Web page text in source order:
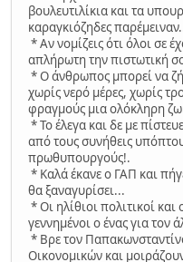
βουλευτιλίκια και τα
καραγκιόζηδες
* Αν νομίζεις ότι όλοι σε
απλήρωτη την πιστωτική
* Ο άνθρωπος μπορεί να
χωρίς νερό μέρες, χωρίς
φραγμούς μια ολόκληρη
* Το έλεγα και δε με
από τους συνήθεις
πρωθυπουργούς!.
* Καλά έκανε ο ΓΑΠ και
θα ξαναγυρίσει...
* Oι ηλίθιοι πολιτικοί
γεννημένοι ο ένας για τον
* Βρε τον
Οικονομικών και